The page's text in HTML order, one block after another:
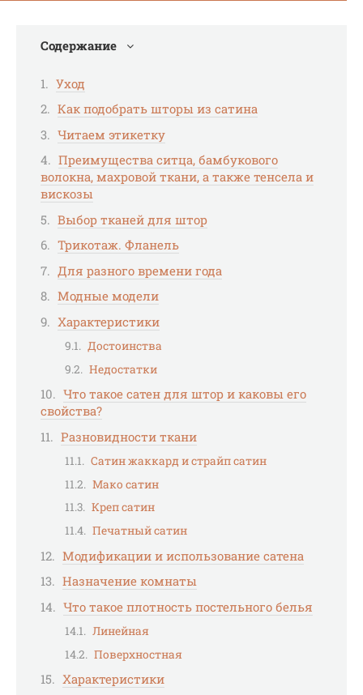
Содержание
Уход
Как подобрать шторы из сатина
Читаем этикетку
Преимущества ситца, бамбукового
волокна, махровой ткани, а также тенсела и
вискозы
Выбор тканей для штор
Трикотаж. Фланель
Для разного времени года
Модные модели
Характеристики
Достоинства
Недостатки
Что такое сатен для штор и каковы его
свойства?
Разновидности ткани
Сатин жаккард и страйп сатин
Мако сатин
Креп сатин
Печатный сатин
Модификации и использование сатена
Назначение комнаты
Что такое плотность постельного белья
Линейная
Поверхностная
Характеристики